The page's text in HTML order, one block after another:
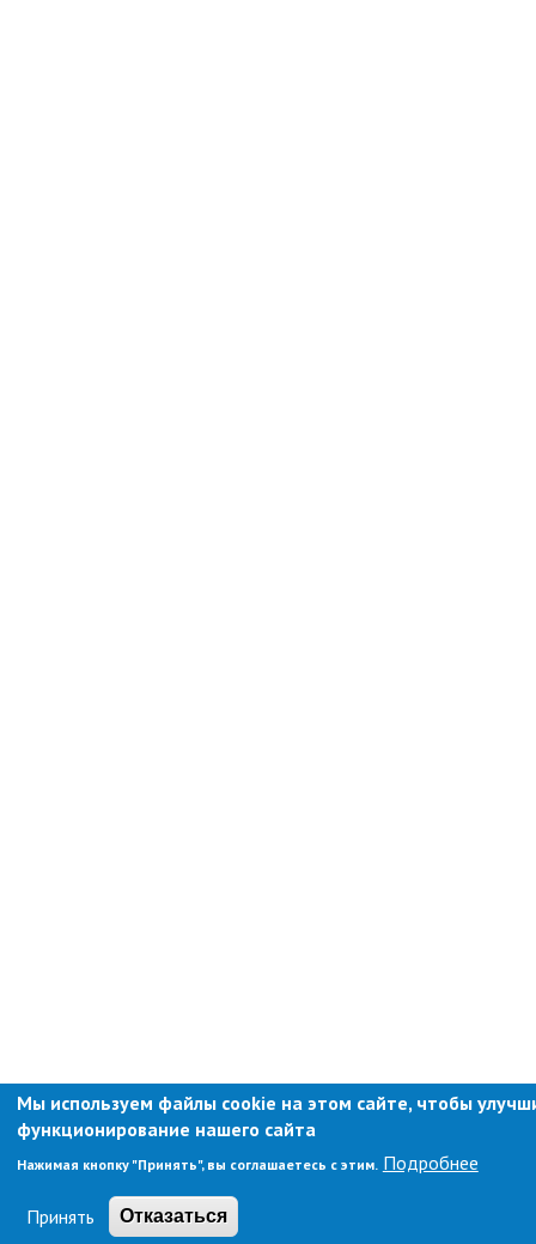
Мы используем файлы cookie на этом сайте, чтобы
функционирование нашего сайта
Нажимая кнопку "Принять", вы соглашаетесь с этим. Подробнее
Принять Отказаться